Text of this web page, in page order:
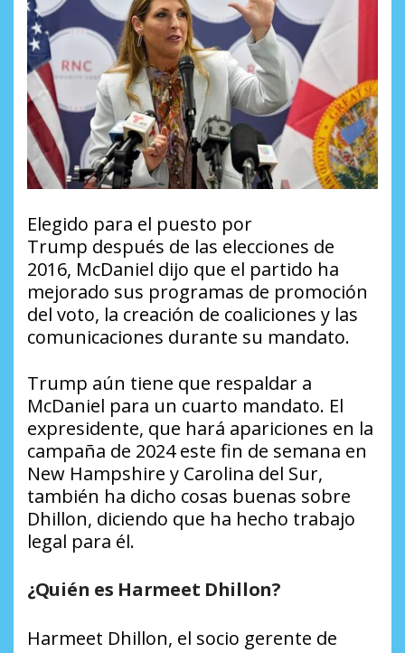
Elegido para el puesto por
Trump después de las elecciones de
2016, McDaniel dijo que el partido ha
mejorado sus programas de promoción
del voto, la creación de coaliciones y las
comunicaciones durante su mandato.
Trump aún tiene que respaldar a
McDaniel para un cuarto mandato. El
expresidente, que hará apariciones en la
campaña de 2024 este fin de semana en
New Hampshire y Carolina del Sur,
también ha dicho cosas buenas sobre
Dhillon, diciendo que ha hecho trabajo
legal para él.
¿Quién es Harmeet Dhillon?
Harmeet Dhillon, el socio gerente de